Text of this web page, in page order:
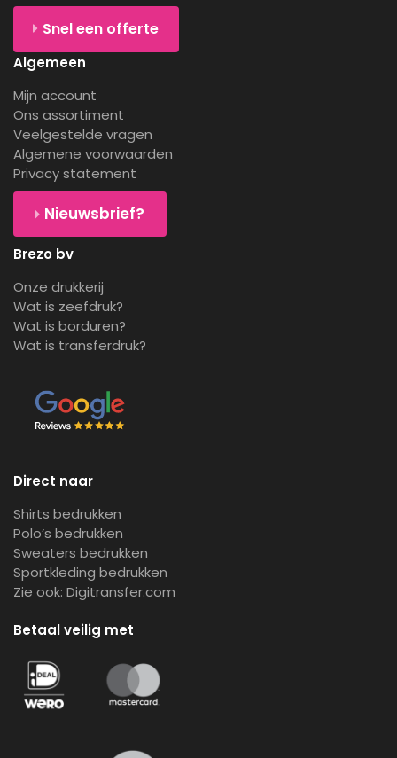
Snel een offerte
Algemeen
Mijn account
Ons assortiment
Veelgestelde vragen
Algemene voorwaarden
Privacy statement
Nieuwsbrief?
Brezo bv
Onze drukkerij
Wat is zeefdruk?
Wat is borduren?
Wat is transferdruk?
Direct naar
Shirts bedrukken
Polo’s bedrukken
Sweaters bedrukken
Sportkleding bedrukken
Zie ook: Digitransfer.com
Betaal veilig met